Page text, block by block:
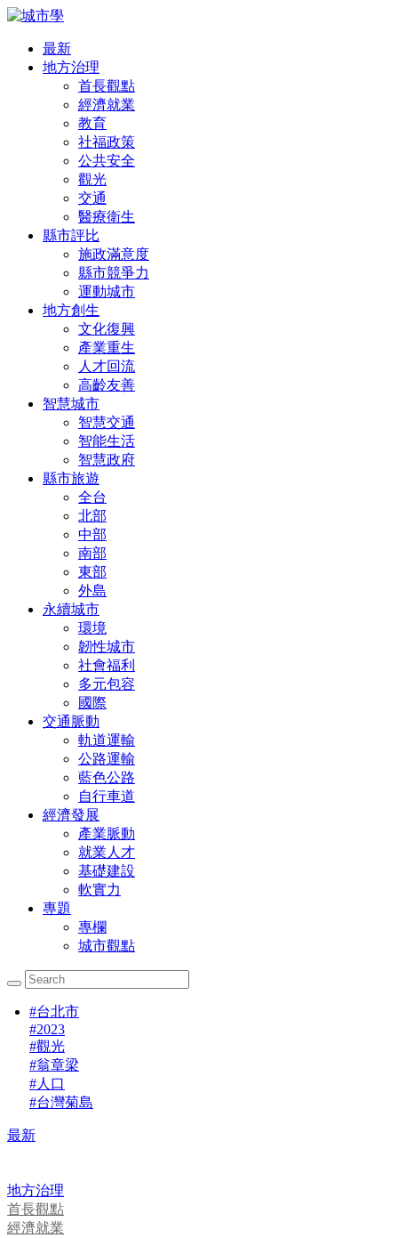
最新
地方治理
首長觀點
經濟就業
教育
社福政策
公共安全
觀光
交通
醫療衛生
縣市評比
施政滿意度
縣市競爭力
運動城市
地方創生
文化復興
產業重生
人才回流
高齡友善
智慧城市
智慧交通
智能生活
智慧政府
縣市旅遊
全台
北部
中部
南部
東部
外島
永續城市
環境
韌性城市
社會福利
多元包容
國際
交通脈動
軌道運輸
公路運輸
藍色公路
自行車道
經濟發展
產業脈動
就業人才
基礎建設
軟實力
專題
專欄
城市觀點
#台北市
#2023
#觀光
#翁章梁
#人口
#台灣菊島
最新
地方治理
首長觀點
經濟就業